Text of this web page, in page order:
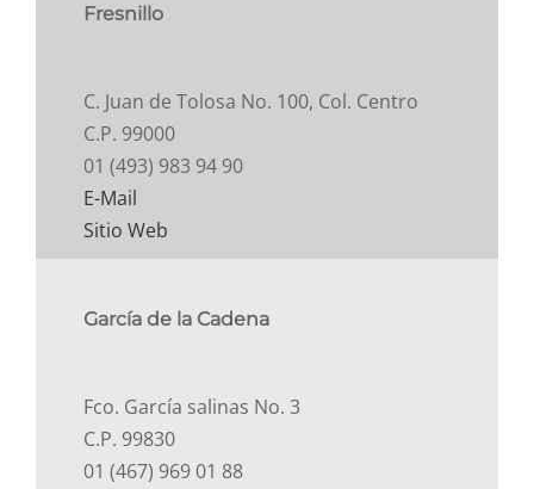
Fresnillo
C. Juan de Tolosa No. 100, Col. Centro
C.P. 99000
01 (493) 983 94 90
E-Mail
Sitio Web
García de la Cadena
Fco. García salinas No. 3
C.P. 99830
01 (467) 969 01 88